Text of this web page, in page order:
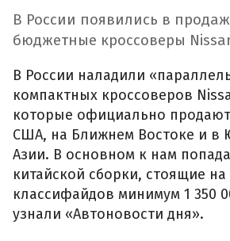
В России появились в
бюджетные кроссоверы
В России наладили
компактных кроссоверов
которые официально
США, на Ближнем Востоке и в
Азии. В основном к нам
китайской сборки, стоящие
классифайдов минимум 1 350
узнали «Автоновости дня».